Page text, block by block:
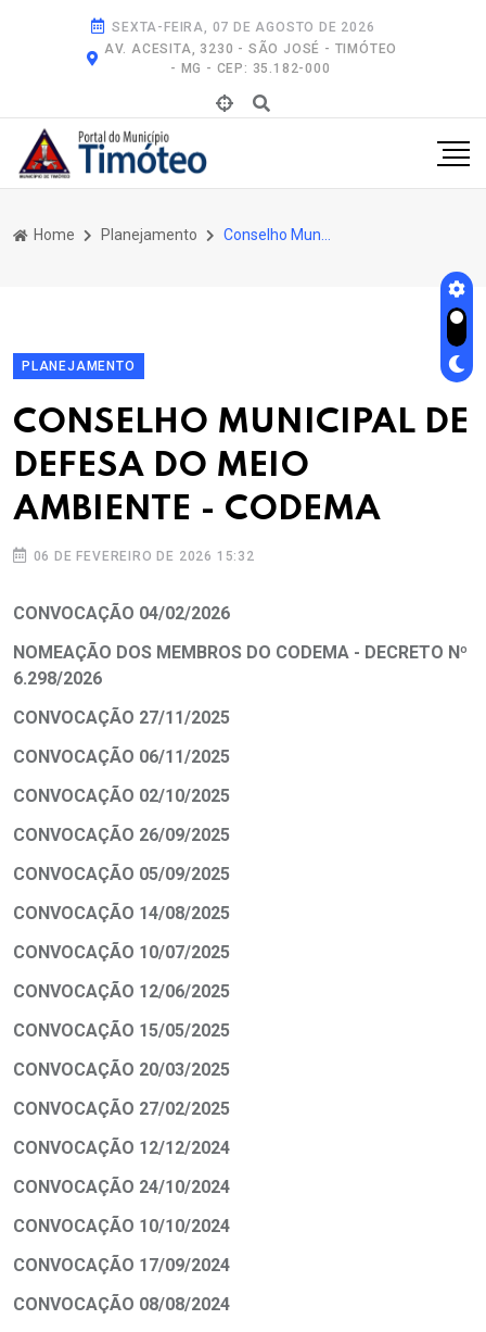
SEXTA-FEIRA, 07 DE AGOSTO DE 2026
AV. ACESITA, 3230 - SÃO JOSÉ - TIMÓTEO
- MG - CEP: 35.182-000
Home Planejamento
PLANEJAMENTO
CONSELHO MUNICIPAL DE
DEFESA DO MEIO
AMBIENTE - CODEMA
06 DE FEVEREIRO DE 2026 15:32
CONVOCAÇÃO 04/02/2026
NOMEAÇÃO DOS MEMBROS DO CODEMA - DECRETO Nº
6.298/2026
CONVOCAÇÃO 27/11/2025
CONVOCAÇÃO 06/11/2025
CONVOCAÇÃO 02/10/2025
CONVOCAÇÃO 26/09/2025
CONVOCAÇÃO 05/09/2025
CONVOCAÇÃO 14/08/2025
CONVOCAÇÃO 10/07/2025
CONVOCAÇÃO 12/06/2025
CONVOCAÇÃO 15/05/2025
CONVOCAÇÃO 20/03/2025
CONVOCAÇÃO 27/02/2025
CONVOCAÇÃO 12/12/2024
CONVOCAÇÃO 24/10/2024
CONVOCAÇÃO 10/10/2024
CONVOCAÇÃO 17/09/2024
CONVOCAÇÃO 08/08/2024